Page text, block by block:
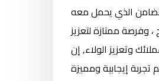
الذي يحمل معه
وفرصة ممتازة لتعزيز
وتعزيز الولاء, إن